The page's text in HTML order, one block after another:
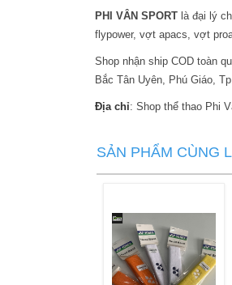
PHI VÂN SPORT là đại lý
flypower, vợt apacs, vợt
Shop nhận ship COD toàn
Bắc Tân Uyên, Phú Giáo,
Địa chỉ: Shop thể thao Phi
SẢN PHẨM CÙNG